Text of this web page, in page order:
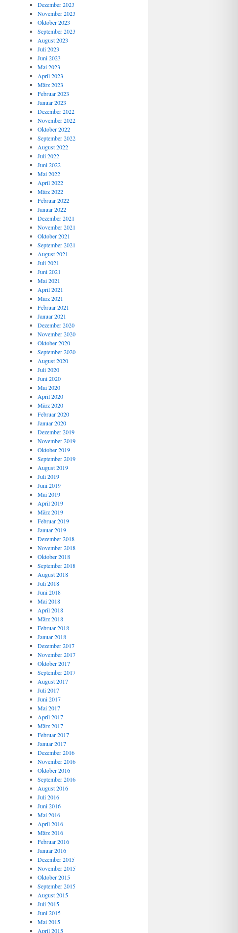
Dezember 2023
November 2023
Oktober 2023
September 2023
August 2023
Juli 2023
Juni 2023
Mai 2023
April 2023
März 2023
Februar 2023
Januar 2023
Dezember 2022
November 2022
Oktober 2022
September 2022
August 2022
Juli 2022
Juni 2022
Mai 2022
April 2022
März 2022
Februar 2022
Januar 2022
Dezember 2021
November 2021
Oktober 2021
September 2021
August 2021
Juli 2021
Juni 2021
Mai 2021
April 2021
März 2021
Februar 2021
Januar 2021
Dezember 2020
November 2020
Oktober 2020
September 2020
August 2020
Juli 2020
Juni 2020
Mai 2020
April 2020
März 2020
Februar 2020
Januar 2020
Dezember 2019
November 2019
Oktober 2019
September 2019
August 2019
Juli 2019
Juni 2019
Mai 2019
April 2019
März 2019
Februar 2019
Januar 2019
Dezember 2018
November 2018
Oktober 2018
September 2018
August 2018
Juli 2018
Juni 2018
Mai 2018
April 2018
März 2018
Februar 2018
Januar 2018
Dezember 2017
November 2017
Oktober 2017
September 2017
August 2017
Juli 2017
Juni 2017
Mai 2017
April 2017
März 2017
Februar 2017
Januar 2017
Dezember 2016
November 2016
Oktober 2016
September 2016
August 2016
Juli 2016
Juni 2016
Mai 2016
April 2016
März 2016
Februar 2016
Januar 2016
Dezember 2015
November 2015
Oktober 2015
September 2015
August 2015
Juli 2015
Juni 2015
Mai 2015
April 2015